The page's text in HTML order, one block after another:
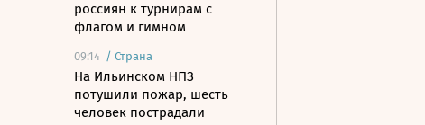
россиян к турнирам с
флагом и гимном
09:14 / Страна
На Ильинском НПЗ
потушили пожар, шесть
человек пострадали